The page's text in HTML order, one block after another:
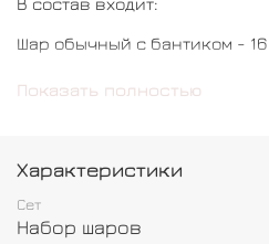
Шар обычный с бантиком - 16
Кристальный шар гигант с
Показать полностью
Характеристики
Сет
Набор шаров